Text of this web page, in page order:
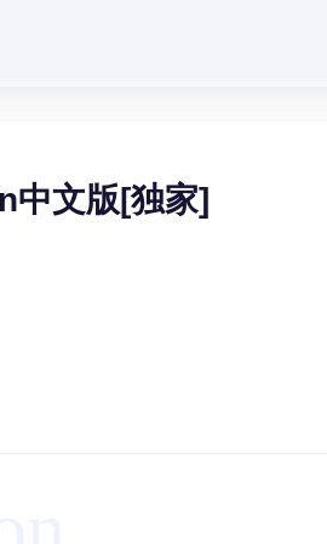
文版[独家]